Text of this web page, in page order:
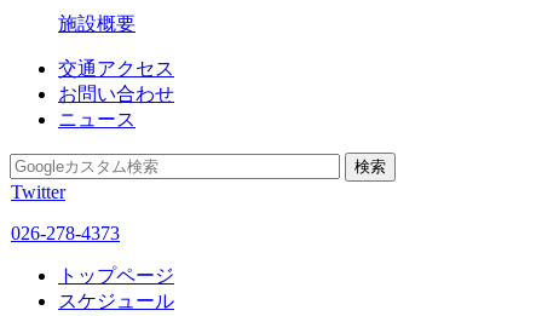
施設概要
交通アクセス
お問い合わせ
ニュース
Twitter
026-278-4373
トップページ
スケジュール